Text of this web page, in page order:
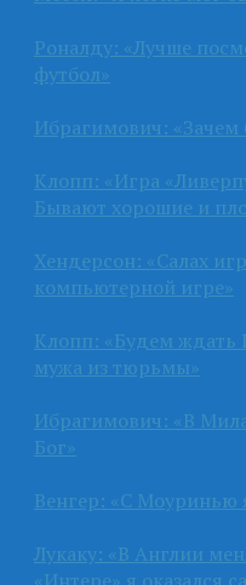
Роналду: «Лучше
футбол»
Ибрагимович: «Зачем
Клопп: «Игра
Бывают хорошие и
Хендерсон: «Салах
компьютерной игре»
Клопп: «Будем ждать
мужа из тюрьмы»
Ибрагимович: «В
Бог»
Венгер: «С Моуринью
Лукаку: «В Англии